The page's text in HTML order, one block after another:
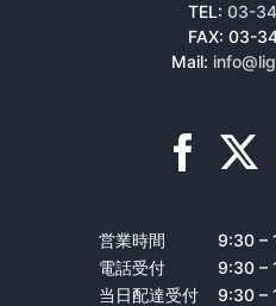
TEL: 03-
FAX: 03-
Mail:
営業時間
9:30 –
電話受付
9:30 –
当日配達受付
9:30 –